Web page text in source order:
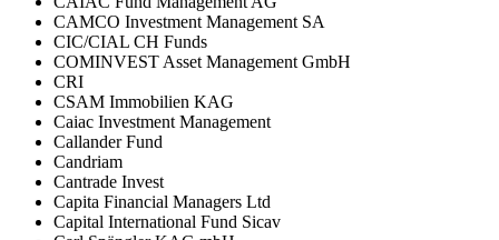
CAMCO Investment Management SA
CIC/CIAL CH Funds
COMINVEST Asset Management GmbH
CRI
CSAM Immobilien KAG
Caiac Investment Management
Callander Fund
Candriam
Cantrade Invest
Capita Financial Managers Ltd
Capital International Fund Sicav